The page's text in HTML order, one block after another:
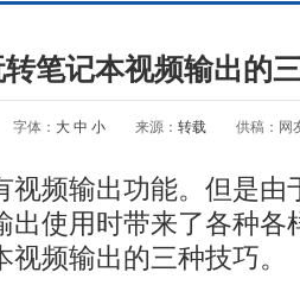
笔记本视频输出的
字体： 大 中 小 来源： 转载 供稿：网
视频输出功能。但是由
出使用时带来了各种各
频输出的三种技巧。